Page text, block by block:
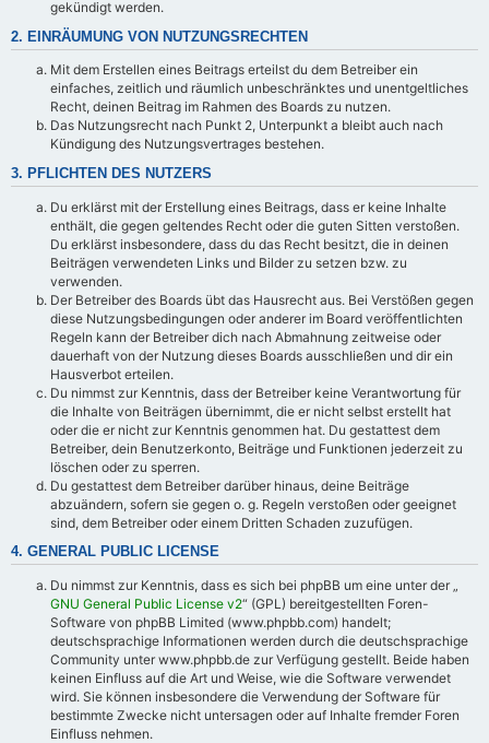
gekündigt werden.
2. EINRÄUMUNG VON NUTZUNGSRECHTEN
Mit dem Erstellen eines Beitrags erteilst du dem Betreiber ein
einfaches, zeitlich und räumlich unbeschränktes und unentgeltliches
Recht, deinen Beitrag im Rahmen des Boards zu nutzen.
Das Nutzungsrecht nach Punkt 2, Unterpunkt a bleibt auch nach
Kündigung des Nutzungsvertrages bestehen.
3. PFLICHTEN DES NUTZERS
Du erklärst mit der Erstellung eines Beitrags, dass er keine Inhalte
enthält, die gegen geltendes Recht oder die guten Sitten verstoßen.
Du erklärst insbesondere, dass du das Recht besitzt, die in deinen
Beiträgen verwendeten Links und Bilder zu setzen bzw. zu
verwenden.
Der Betreiber des Boards übt das Hausrecht aus. Bei Verstößen gegen
diese Nutzungsbedingungen oder anderer im Board veröffentlichten
Regeln kann der Betreiber dich nach Abmahnung zeitweise oder
dauerhaft von der Nutzung dieses Boards ausschließen und dir ein
Hausverbot erteilen.
Du nimmst zur Kenntnis, dass der Betreiber keine Verantwortung für
die Inhalte von Beiträgen übernimmt, die er nicht selbst erstellt hat
oder die er nicht zur Kenntnis genommen hat. Du gestattest dem
Betreiber, dein Benutzerkonto, Beiträge und Funktionen jederzeit zu
löschen oder zu sperren.
Du gestattest dem Betreiber darüber hinaus, deine Beiträge
abzuändern, sofern sie gegen o. g. Regeln verstoßen oder geeignet
sind, dem Betreiber oder einem Dritten Schaden zuzufügen.
4. GENERAL PUBLIC LICENSE
Du nimmst zur Kenntnis, dass es sich bei phpBB um eine unter der „
GNU General Public License v2“ (GPL) bereitgestellten Foren-
Software von phpBB Limited (www.phpbb.com) handelt;
deutschsprachige Informationen werden durch die deutschsprachige
Community unter www.phpbb.de zur Verfügung gestellt. Beide haben
keinen Einfluss auf die Art und Weise, wie die Software verwendet
wird. Sie können insbesondere die Verwendung der Software für
bestimmte Zwecke nicht untersagen oder auf Inhalte fremder Foren
Einfluss nehmen.